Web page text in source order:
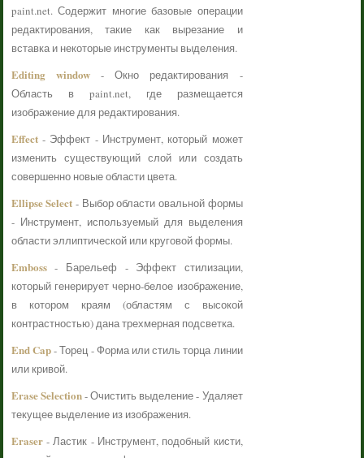
paint.net. Содержит многие базовые операции
редактирования, такие как вырезание и
вставка и некоторые инструменты выделения.
Editing window - Окно редактирования -
Область в paint.net, где размещается
изображение для редактирования.
Effect- Эффект - Инструмент, который может
изменить существующий слой или создать
совершенно новые области цвета.
Ellipse Select - Выбор области овальной формы
- Инструмент, используемый для выделения
области эллиптической или круговой формы.
Emboss- Барельеф - Эффект стилизации,
который генерирует черно-белое изображение,
в котором краям (областям с высокой
контрастностью) дана трехмерная подсветка.
End Cap- Торец - Форма или стиль торца линии
или кривой.
Erase Selection- Очистить выделение - Удаляет
текущее выделение из изображения.
Eraser- Ластик - Инструмент, подобный кисти,